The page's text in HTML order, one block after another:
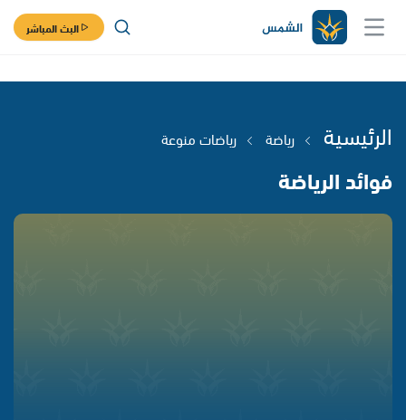
البث المباشر
الرئيسية رياضة رياضات منوعة
فوائد الرياضة